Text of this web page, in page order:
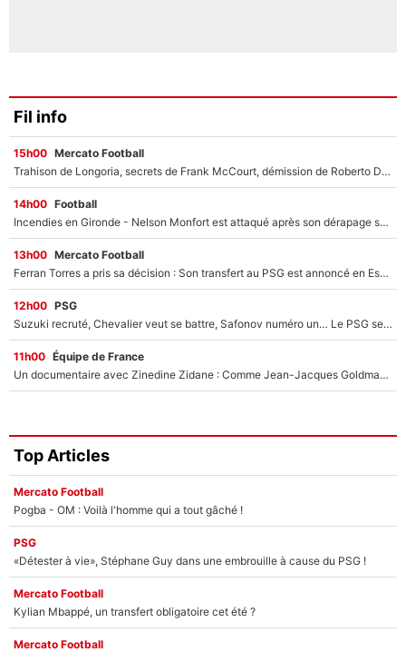
Fil info
15h00 Mercato Football
Trahison de Longoria, secrets de Frank McCourt, démission de Roberto De Zerbi : Medhi Benatia se lâche sur départ de l'OM et fait d'importantes révélations
14h00 Football
Incendies en Gironde - Nelson Monfort est attaqué après son dérapage sur CNews : «Et lui, il prend combien pour parler dans un studio climatisé?»
13h00 Mercato Football
Ferran Torres a pris sa décision : Son transfert au PSG est annoncé en Espagne !
12h00 PSG
Suzuki recruté, Chevalier veut se battre, Safonov numéro un… Le PSG se lance encore dans un gros chantier pour le poste de gardien de but
11h00 Équipe de France
Un documentaire avec Zinedine Zidane : Comme Jean-Jacques Goldman et Mylène Farmer, le nouveau sélectionneur de l'équipe de France a recalé une journaliste très connue
Top Articles
Mercato Football
Pogba - OM : Voilà l'homme qui a tout gâché !
PSG
«Détester à vie», Stéphane Guy dans une embrouille à cause du PSG !
Mercato Football
Kylian Mbappé, un transfert obligatoire cet été ?
Mercato Football